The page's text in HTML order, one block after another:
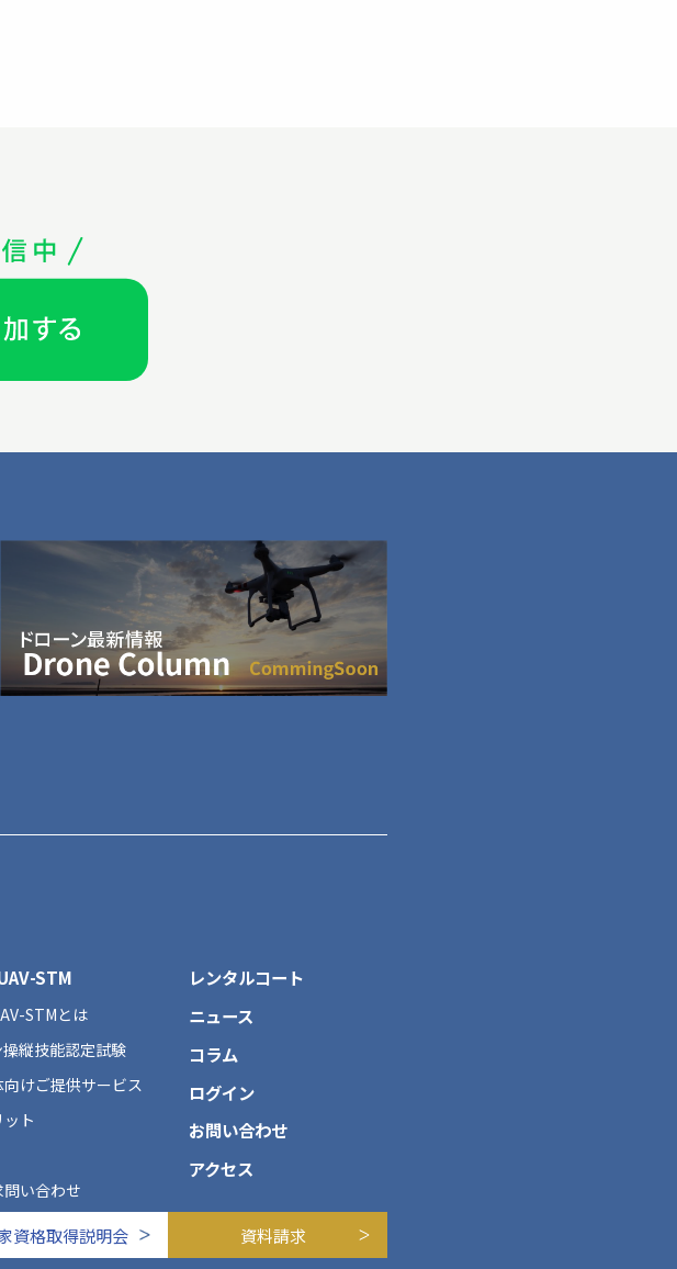
STM
STMとは
操縦技能認定試験
けご提供サービス
ト
い合わせ
レンタルコート
ニュース
コラム
ログイン
お問い合わせ
アクセス
資格取得説明会 資料請求